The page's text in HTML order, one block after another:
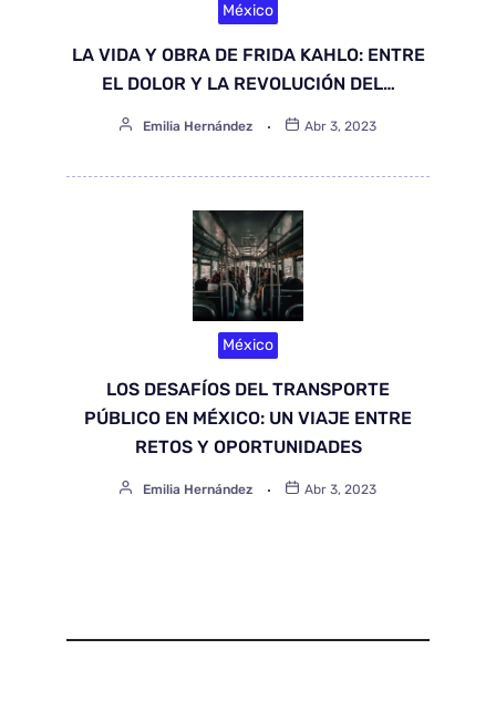
México
LA VIDA Y OBRA DE FRIDA KAHLO: ENTRE
EL DOLOR Y LA REVOLUCIÓN DEL…
Emilia Hernández Abr 3, 2023
México
LOS DESAFÍOS DEL TRANSPORTE
PÚBLICO EN MÉXICO: UN VIAJE ENTRE
RETOS Y OPORTUNIDADES
Emilia Hernández Abr 3, 2023